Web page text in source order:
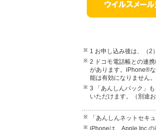
1 お申し込み後は、（2
2 ドコモ電話帳との連
があります。iPhone®
能は有効になりません。
3 「あんしんパック」
いただけます。（別途
「あんしんネットセキ
iPhoneは、Apple Inc.の